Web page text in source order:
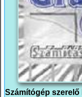
Számítógép szerelő